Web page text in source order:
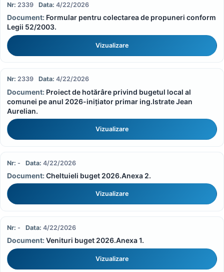
2339 4/22/2026
Formular pentru colectarea de propuneri conform
Legii 52/2003.
Vizualizare
2339 4/22/2026
Proiect de hotărâre privind bugetul local al
comunei pe anul 2026-inițiator primar ing.Istrate Jean
Aurelian.
Vizualizare
- 4/22/2026
Cheltuieli buget 2026.Anexa 2.
Vizualizare
- 4/22/2026
Venituri buget 2026.Anexa 1.
Vizualizare